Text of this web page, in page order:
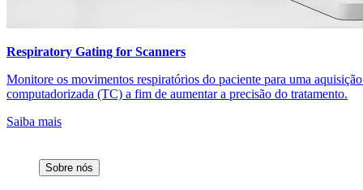
Respiratory Gating for Scanners
Monitore os movimentos respiratórios do paciente para uma
computadorizada (TC) a fim de aumentar a precisão do tratamento.
Saiba mais
Sobre nós